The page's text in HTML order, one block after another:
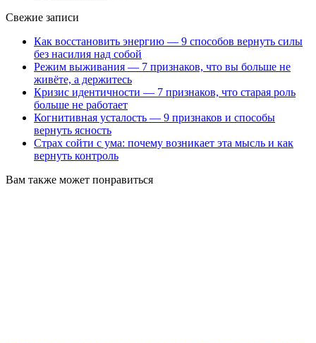
Свежие записи
Как восстановить энергию — 9 способов вернуть силы
без насилия над собой
Режим выживания — 7 признаков, что вы больше не
живёте, а держитесь
Кризис идентичности — 7 признаков, что старая роль
больше не работает
Когнитивная усталость — 9 признаков и способы
вернуть ясность
Страх сойти с ума: почему возникает эта мысль и как
вернуть контроль
Вам также может понравиться